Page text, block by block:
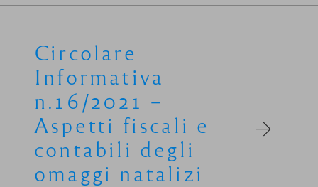
Circolare
Informativa
n.16/2021 –
Aspetti fiscali e
contabili degli
omaggi natalizi